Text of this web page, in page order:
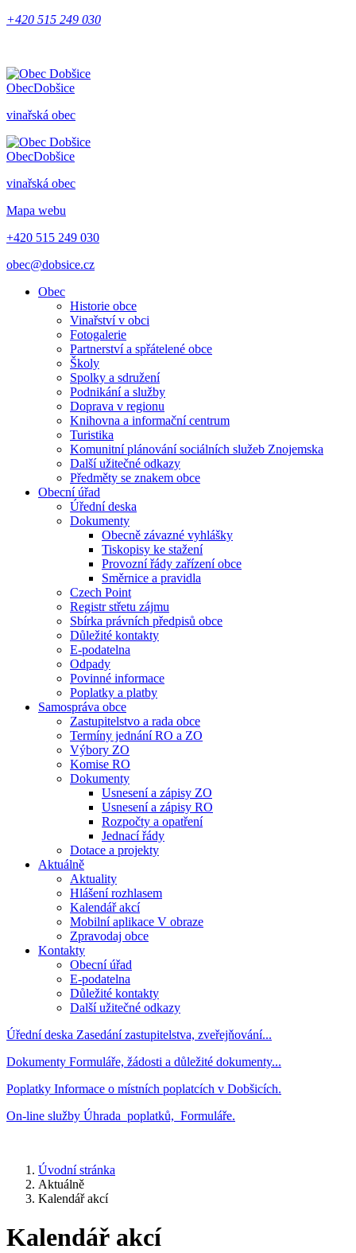
+420 515 249 030
ObecDobšice
vinařská obec
ObecDobšice
vinařská obec
Mapa webu
+420 515 249 030
obec@dobsice.cz
Obec
Historie obce
Vinařství v obci
Fotogalerie
Partnerství a spřátelené obce
Školy
Spolky a sdružení
Podnikání a služby
Doprava v regionu
Knihovna a informační centrum
Turistika
Komunitní plánování sociálních služeb Znojemska
Další užitečné odkazy
Předměty se znakem obce
Obecní úřad
Úřední deska
Dokumenty
Obecně závazné vyhlášky
Tiskopisy ke stažení
Provozní řády zařízení obce
Směrnice a pravidla
Czech Point
Registr střetu zájmu
Sbírka právních předpisů obce
Důležité kontakty
E-podatelna
Odpady
Povinné informace
Poplatky a platby
Samospráva obce
Zastupitelstvo a rada obce
Termíny jednání RO a ZO
Výbory ZO
Komise RO
Dokumenty
Usnesení a zápisy ZO
Usnesení a zápisy RO
Rozpočty a opatření
Jednací řády
Dotace a projekty
Aktuálně
Aktuality
Hlášení rozhlasem
Kalendář akcí
Mobilní aplikace V obraze
Zpravodaj obce
Kontakty
Obecní úřad
E-podatelna
Důležité kontakty
Další užitečné odkazy
Úřední deska Zasedání zastupitelstva, zveřejňování...
Dokumenty Formuláře, žádosti a důležité dokumenty...
Poplatky Informace o místních poplatcích v Dobšicích.
On-line služby Úhrada poplatků, Formuláře.
Úvodní stránka
Aktuálně
Kalendář akcí
Kalendář akcí